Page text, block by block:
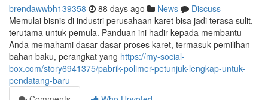
brendawwbh139358 88 days ago News
Discuss
Memulai bisnis di industri perusahaan karet bisa jadi terasa sulit,
terutama untuk pemula. Panduan ini hadir kepada membantu
Anda memahami dasar-dasar proses karet, termasuk pemilihan
bahan baku, perangkat yang https://my-social-
box.com/story6941375/pabrik-polimer-petunjuk-lengkap-untuk-
pendatang-baru